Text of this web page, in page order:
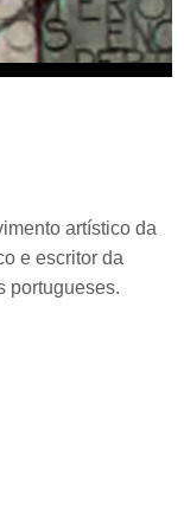
artístico da
e escritor da
portugueses.